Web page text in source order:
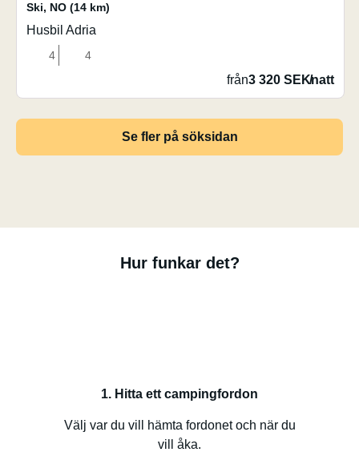
Ski, NO (14 km)
Husbil Adria
4 4
från3 320 SEK/natt
Se fler på söksidan
Hur funkar det?
1. Hitta ett campingfordon
Välj var du vill hämta fordonet och när du
vill åka.